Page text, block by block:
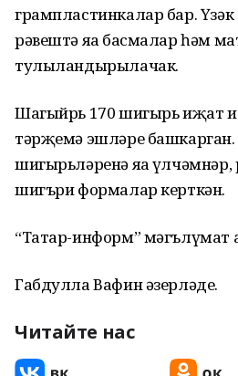
грампластинкалар бар.
рәвештә яңа басмалар һәм
тулыландырылачак.
Шагыйрь 170 шигырь иҗат
тәрҗемә эшләре башкарган.
шигырьләренә яңа
шигъри формалар керткән.
“Татар-информ” мәгълүмат
Габдулла Вафин әзерләде.
Читайте нас